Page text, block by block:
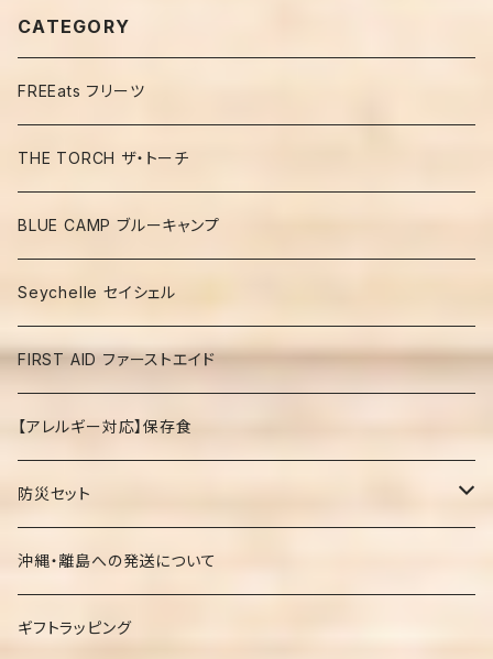
CATEGORY
FREEats フリーツ
THE TORCH ザ・トーチ
BLUE CAMP ブルーキャンプ
Seychelle セイシェル
FIRST AID ファーストエイド
【アレルギー対応】保存食
防災セット
１人３日分の防災セット 335/336+/337+
【アレルギー対応】の防災セット free
沖縄・離島への発送について
ギフトラッピング